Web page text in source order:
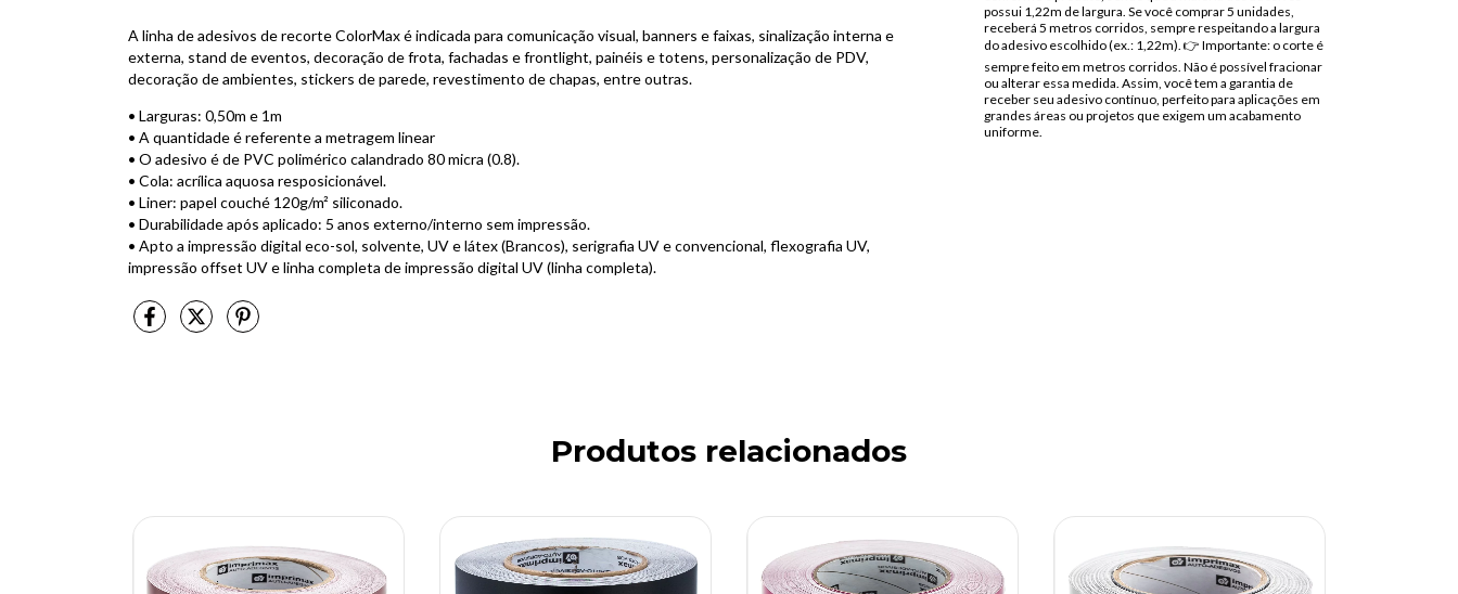
A linha de adesivos de recorte ColorMax é indicada para comunicação visual, banners e faixas, sinalização interna e
externa, stand de eventos, decoração de frota, fachadas e frontlight, painéis e totens, personalização de PDV,
decoração de ambientes, stickers de parede, revestimento de chapas, entre outras.
• Larguras: 0,50m e 1m
• A quantidade é referente a metragem linear
• O adesivo é de PVC polimérico calandrado 80 micra (0.8).
• Cola: acrílica aquosa resposicionável.
• Liner: papel couché 120g/m² siliconado.
• Durabilidade após aplicado: 5 anos externo/interno sem impressão.
• Apto a impressão digital eco-sol, solvente, UV e látex (Brancos), serigrafia UV e convencional, flexografia UV,
impressão offset UV e linha completa de impressão digital UV (linha completa).
possui 1,22m de largura. Se você comprar 5 unidades,
receberá 5 metros corridos, sempre respeitando a largura
do adesivo escolhido (ex.: 1,22m). 👉 Importante: o corte é
sempre feito em metros corridos. Não é possível fracionar
ou alterar essa medida. Assim, você tem a garantia de
receber seu adesivo contínuo, perfeito para aplicações em
grandes áreas ou projetos que exigem um acabamento
uniforme.
Produtos relacionados